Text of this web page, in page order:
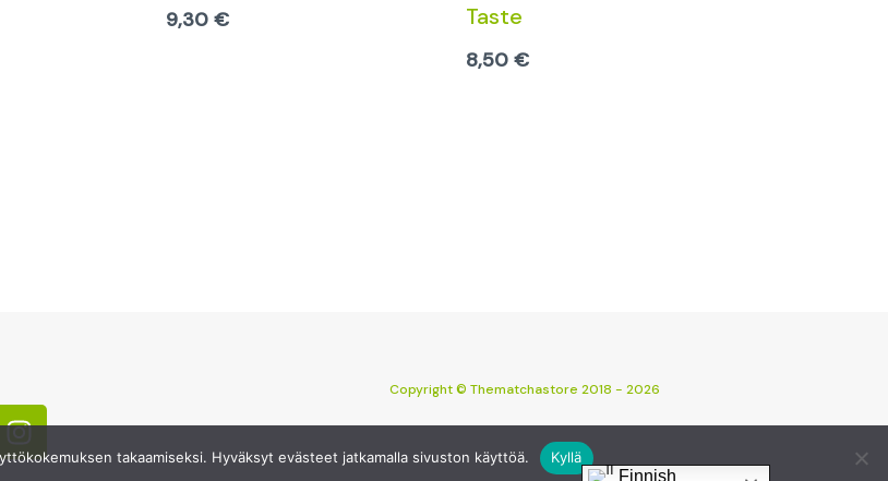
9,30 €
Taste
8,50 €
n
s
t
Copyright © Thematchastore 2018 - 2026
Finnish
takaamiseksi. Hyväksyt evästeet jatkamalla sivuston käyttöä. Kyllä